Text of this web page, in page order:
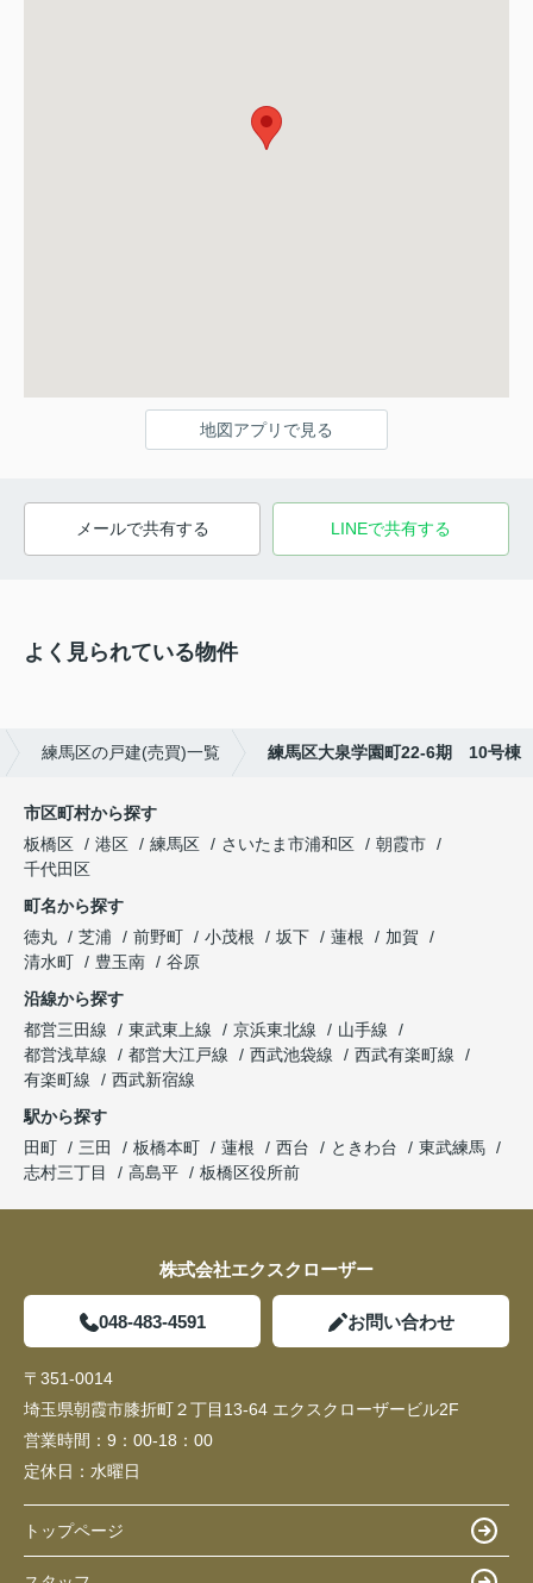
地図アプリで見る
メールで共有する LINEで共有する
よく見られている物件
練馬区の戸建(売買)一覧 練馬区大泉学園町22-6期 10号棟
市区町村から探す
板橋区
港区 練馬区 さいたま市浦和区
朝霞市
千代田区
町名から探す
徳丸
芝浦 前野町 小茂根 坂下 蓮根
加賀
清水町
豊玉南
谷原
沿線から探す
都営三田線
東武東上線 京浜東北線
山手線
都営浅草線
都営大江戸線 西武池袋線
西武有楽町線
有楽町線
西武新宿線
駅から探す
田町
三田 板橋本町 蓮根 西台 ときわ台
東武練馬
志村三丁目
高島平 板橋区役所前
株式会社エクスクローザー
048-483-4591 お問い合わせ
〒351-0014
埼玉県朝霞市膝折町２丁目13-64 エクスクローザービル2F
営業時間： 9：00-18：00
定休日： 水曜日
トップページ